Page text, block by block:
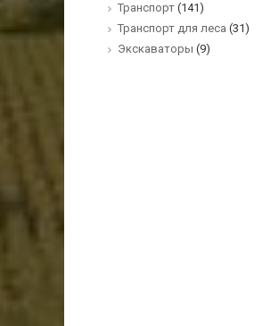
Транспорт (141)
Транспорт для леса (31)
Экскаваторы (9)